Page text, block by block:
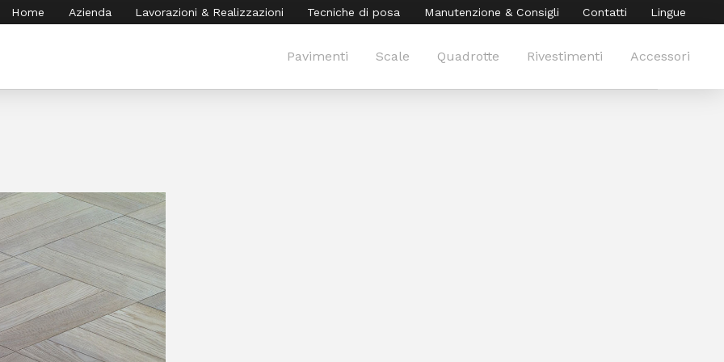
Home Azienda Lavorazioni & Realizzazioni Tecniche di posa Manutenzione & Consigli Contatti Lingue
Pavimenti Scale Quadrotte Rivestimenti Accessori